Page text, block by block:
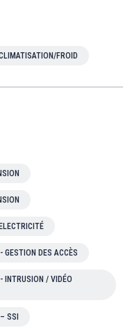
FROID
GESTION DES ACCÈS
INTRUSION / VIDÉO
SSI